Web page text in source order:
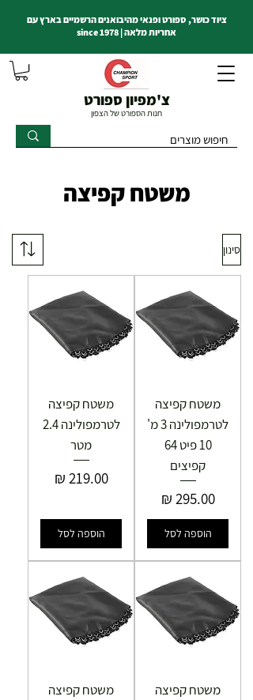
צ'מפיון ספורט
חנות הספורט של הצפון
ציוד כושר, ספורט ופנאי מהיבואנים הרשמיים בארץ עם
אחריות מלאה | since 1978
משטח קפיצה
סינון
משטח קפיצה
לטרמפולינה 3 מ'
10 פיט 64
קפיצים
מחיר‏295.00 ‏₪
הוספה לסל
משטח קפיצה
לטרמפולינה 2.4
מטר
מחיר‏219.00 ‏₪
הוספה לסל
משטח קפיצה
משטח קפיצה